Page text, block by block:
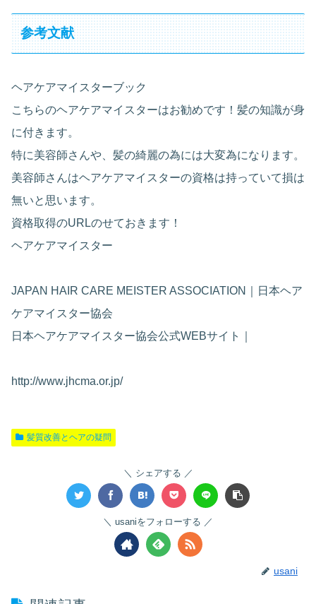
参考文献
ヘアケアマイスターブック
こちらのヘアケアマイスターはお勧めです！髪の知識が身
に付きます。
特に美容師さんや、髪の綺麗の為には大変為になります。
美容師さんはヘアケアマイスターの資格は持っていて損は
無いと思います。
資格取得のURLのせておきます！
ヘアケアマイスター
JAPAN HAIR CARE MEISTER ASSOCIATION｜日本ヘア
ケアマイスター協会
日本ヘアケアマイスター協会公式WEBサイト｜
http://www.jhcma.or.jp/
髪質改善とヘアの疑問
シェアする
usaniをフォローする
usani